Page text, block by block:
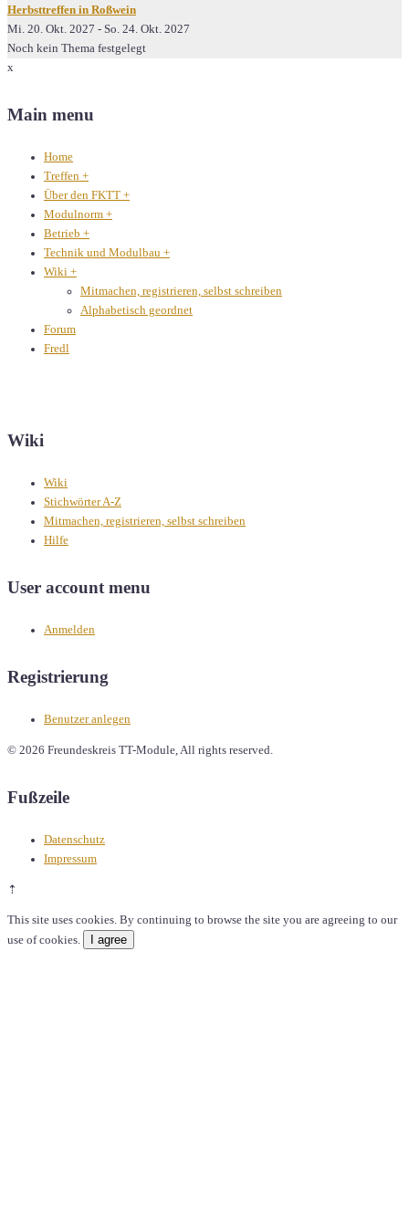
Herbsttreffen in Roßwein
Mi. 20. Okt. 2027 - So. 24. Okt. 2027
Noch kein Thema festgelegt
x
Main menu
Home
Treffen +
Über den FKTT +
Modulnorm +
Betrieb +
Technik und Modulbau +
Wiki +
Mitmachen, registrieren, selbst schreiben
Alphabetisch geordnet
Forum
Fredl
Wiki
Wiki
Stichwörter A-Z
Mitmachen, registrieren, selbst schreiben
Hilfe
User account menu
Anmelden
Registrierung
Benutzer anlegen
© 2026 Freundeskreis TT-Module, All rights reserved.
Fußzeile
Datenschutz
Impressum
⇡
This site uses cookies. By continuing to browse the site you are agreeing to our
use of cookies.
I agree